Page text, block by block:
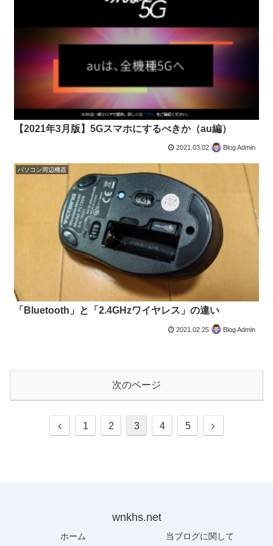
【2021年3月版】5Gスマホにするべきか（au編）
2021.03.02 Blog Admin
パソコン周辺機器
「Bluetooth」と「2.4GHzワイヤレス」の違い
2021.02.25 Blog Admin
次のページ
前
1 2 3 4 5
次
wnkhs.net
ホーム 当ブログに関して